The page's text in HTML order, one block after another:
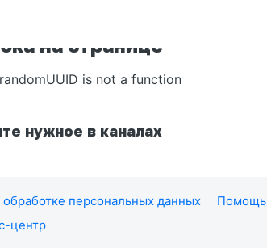
на странице
is not a function
нужное в каналах
персональных данных Помощь
центр